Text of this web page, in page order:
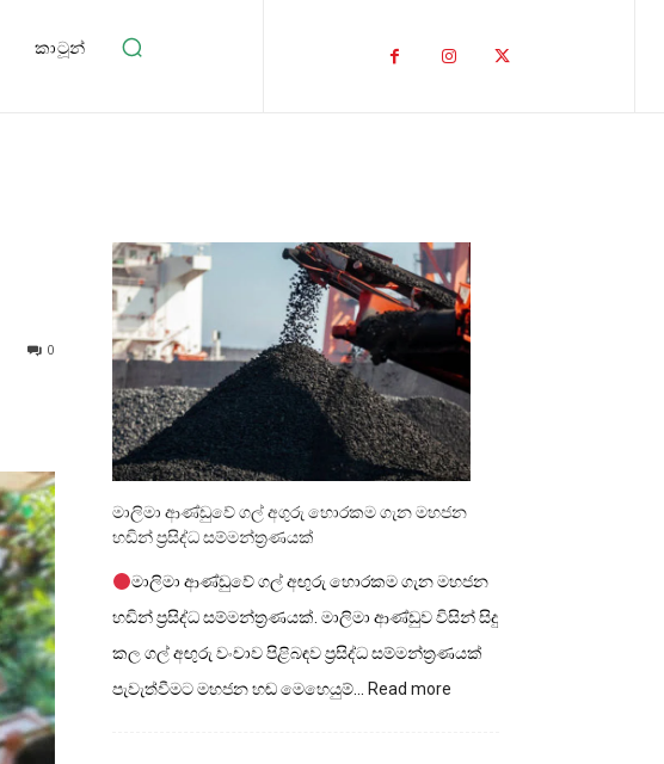
කාටූන්
0
මාලිමා ආණ්ඩුවේ ගල් අගුරු හොරකම ගැන මහජන
හඩින් ප්‍රසිද්ධ සම්මන්ත්‍රණයක්
මාලිමා ආණ්ඩුවේ ගල් අඟුරු හොරකම ගැන මහජන
හඩින් ප්‍රසිද්ධ සම්මන්ත්‍රණයක්. මාලිමා ආණ්ඩුව විසින් සිදු
කල ගල් අඟුරු වංචාව පිළිබඳව ප්‍රසිද්ධ සම්මන්ත්‍රණයක්
පැවැත්වීමට මහජන හඬ මෙහෙයුම්… Read more